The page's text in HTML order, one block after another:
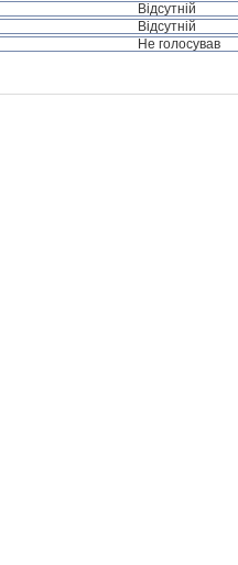
Відсутній
Відсутній
Не голосував